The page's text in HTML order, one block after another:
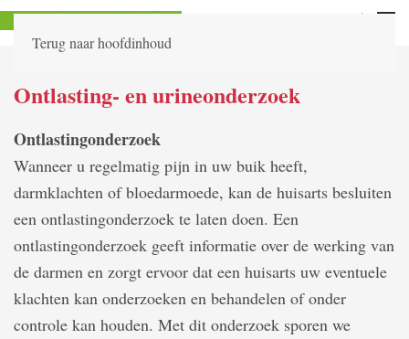
Terug naar hoofdinhoud
Ontlasting- en urineonderzoek
Ontlastingonderzoek
Wanneer u regelmatig pijn in uw buik heeft,
darmklachten of bloedarmoede, kan de huisarts besluiten
een ontlastingonderzoek te laten doen. Een
ontlastingonderzoek geeft informatie over de werking van
de darmen en zorgt ervoor dat een huisarts uw eventuele
klachten kan onderzoeken en behandelen of onder
controle kan houden. Met dit onderzoek sporen we